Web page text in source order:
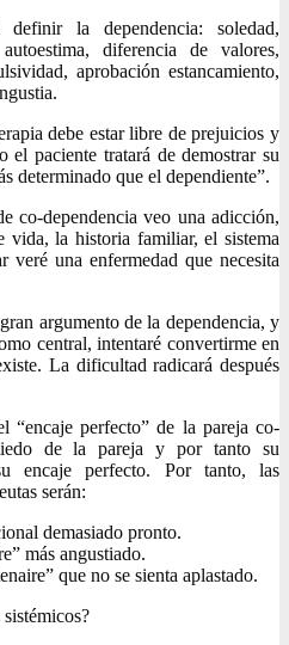
la dependencia: soledad,
diferencia de valores,
aprobación estancamiento,
debe estar libre de prejuicios y
paciente tratará de demostrar su
determinado que el dependiente”.
co-dependencia veo una adicción,
vida, la historia familiar, el sistema
veré una enfermedad que necesita
argumento de la dependencia, y
central, intentaré convertirme en
La dificultad radicará después
“encaje perfecto” de la pareja co-
de la pareja y por tanto su
encaje perfecto. Por tanto, las
serán:
demasiado pronto.
más angustiado.
que no se sienta aplastado.